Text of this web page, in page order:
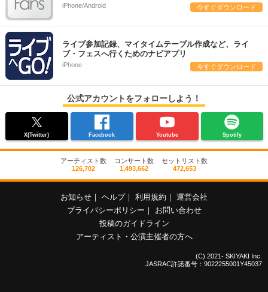
iPhone/Android 今すぐダウンロード
ライブ参加記録、マイタイムテーブル作成など、ライ
ブ・フェスへ行くためのナビアプリ
iPhone 今すぐダウンロード
公式アカウントをフォローしよう！
X(Twitter) Facebook Youtube Spotify
アーティスト数
126,702
コンサート数
1,493,662
セットリスト数
472,653
お知らせ ヘルプ 利用規約
運営会社
プライバシーポリシー
お問い合わせ
投稿のガイドライン
アーティスト・公演主催者の方へ
(C) 2021- SKIYAKI Inc.
JASRAC許諾番号：9022255001Y45037